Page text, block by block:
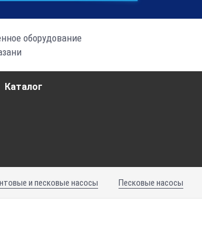
оборудование
Каталог
и песковые насосы Песковые насосы